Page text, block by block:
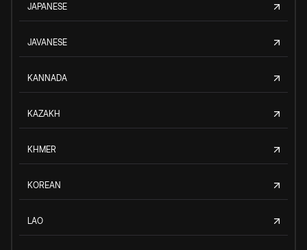
JAPANESE
JAVANESE
KANNADA
KAZAKH
KHMER
KOREAN
LAO